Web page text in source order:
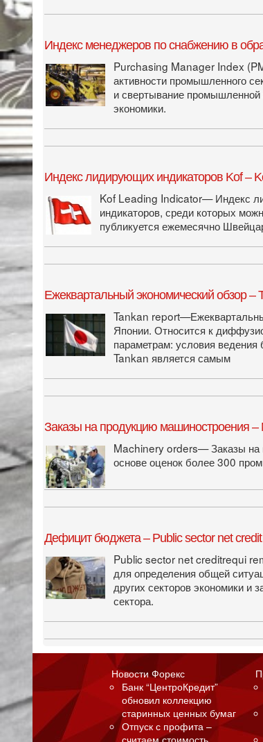
Индекс менеджеров по снабжению в
Purchasing Manager Index
активности промышленного
и свертывание промышленной
экономики.
Индекс лидирующих индикаторов Kof –
Kof Leading Indicator— Индекс
индикаторов, среди которых
публикуется ежемесячно
Ежеквартальный экономический обзор –
Tankan
Японии. Относится к
параметрам: условия
Tankan является самым
Заказы на продукцию машиностроения –
Machinery orders— Заказы на
основе оценок более 300
Дефицит бюджета – Public sector net
Public sector net creditrequi
для определения общей
других секторов экономики и
сектора.
Новости Форекс
Банк “ЦентроКредит”
обновил коллекцию
старинных ценных бумаг
Отпуск с профита –